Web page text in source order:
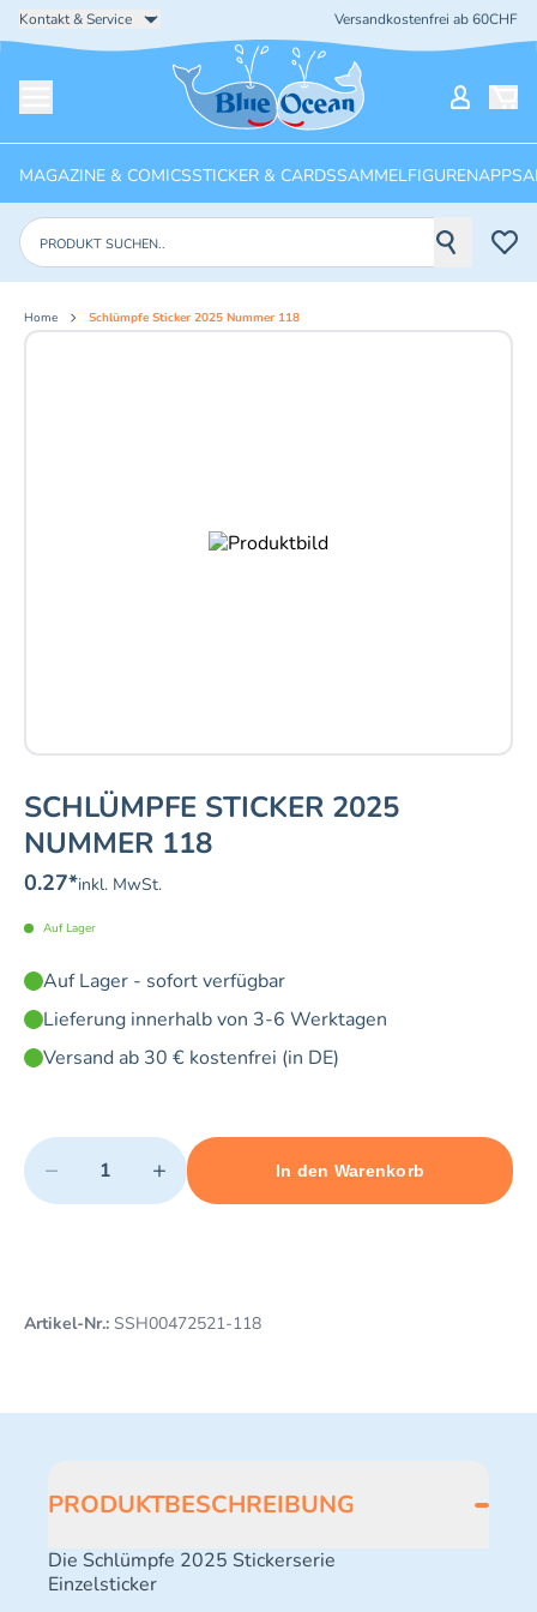
Kontakt & Service Versandkostenfrei ab 60CHF
Startseite
MAGAZINE & COMICSSTICKER & CARDSSAMMELFIGURENAPPS
Produkte suchen
Home Schlümpfe Sticker 2025 Nummer 118
SCHLÜMPFE STICKER 2025
NUMMER 118
0.27*inkl. MwSt.
Auf Lager
Auf Lager - sofort verfügbar
Lieferung innerhalb von 3-6 Werktagen
Versand ab 30 € kostenfrei (in DE)
Quantity
− +
Minimum quantity: 1 Maximum quantity: 3
In den Warenkorb
Add 1 item to cart
Artikel-Nr.: SSH00472521-118
PRODUKTBESCHREIBUNG
Die Schlümpfe 2025 Stickerserie
Einzelsticker